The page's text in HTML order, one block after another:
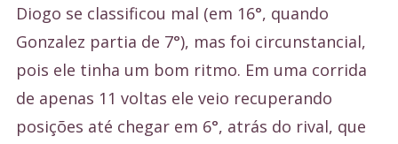
Diogo se classificou mal (em 16°, quando
Gonzalez partia de 7°), mas foi circunstancial,
pois ele tinha um bom ritmo. Em uma corrida
de apenas 11 voltas ele veio recuperando
posições até chegar em 6°, atrás do rival, que